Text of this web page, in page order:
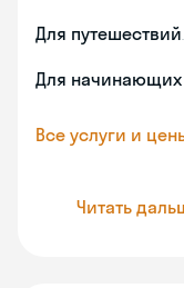
Для путешествий
Для
Все услуги и
Читать